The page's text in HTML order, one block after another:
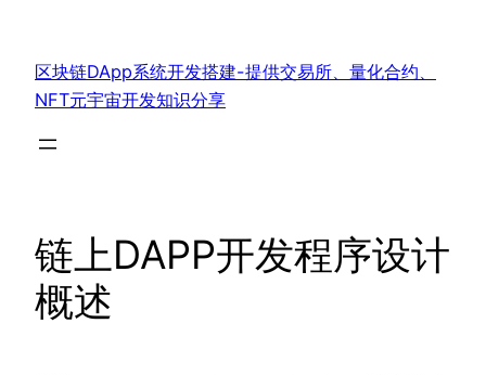
区块链DApp系统开发搭建-提供交易所、量化合约、
NFT元宇宙开发知识分享
链上DAPP开发程序设计
概述